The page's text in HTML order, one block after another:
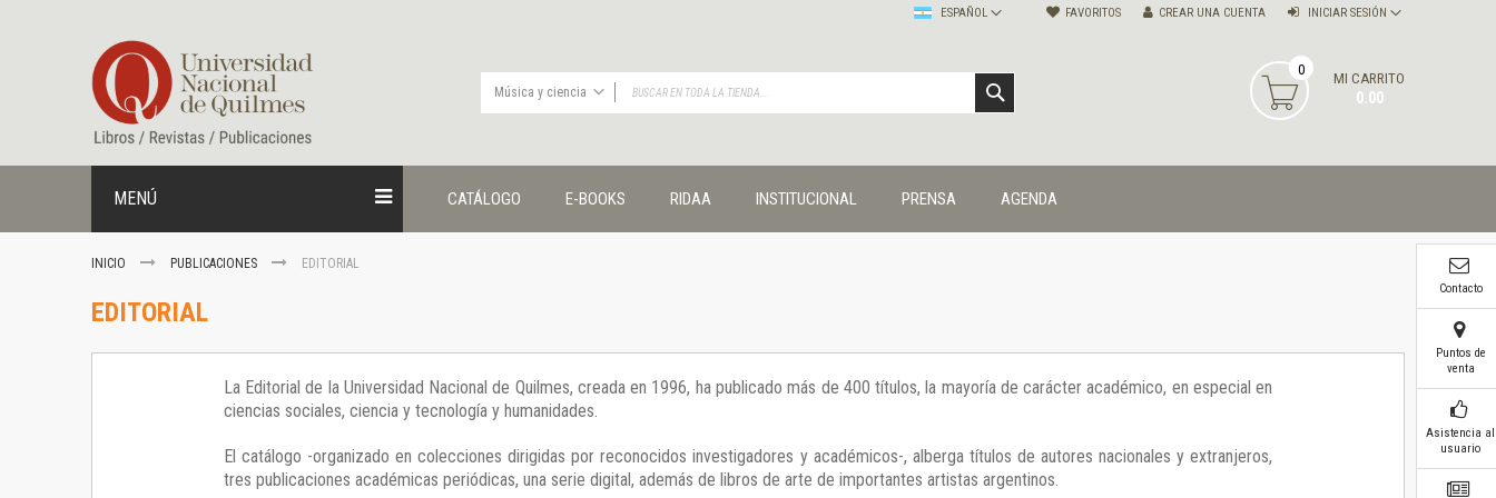
contenido
FAVORITOS INICIAR SESIÓN
CREAR UNA CUENTA
ESPAÑOL
Música y ciencia
Publicaciones
Editorial
Cuadernos universitarios
Derechos humanos
Ediciones especiales
Géneros
MI CARRITO
0.00
0
MENÚ CATÁLOGO E-BOOKS RIDAA INSTITUCIONAL PRENSA AGENDA
INICIO PUBLICACIONES EDITORIAL
EDITORIAL
La Editorial de la Universidad Nacional de Quilmes, creada en 1996, ha publicado más de 400 títulos, la mayoría de carácter académico, en especial en
ciencias sociales, ciencia y tecnología y humanidades.
El catálogo -organizado en colecciones dirigidas por reconocidos investigadores y académicos-, alberga títulos de autores nacionales y extranjeros,
tres publicaciones académicas periódicas, una serie digital, además de libros de arte de importantes artistas argentinos.
Contacto
Puntos de
venta
Asistencia al
usuario